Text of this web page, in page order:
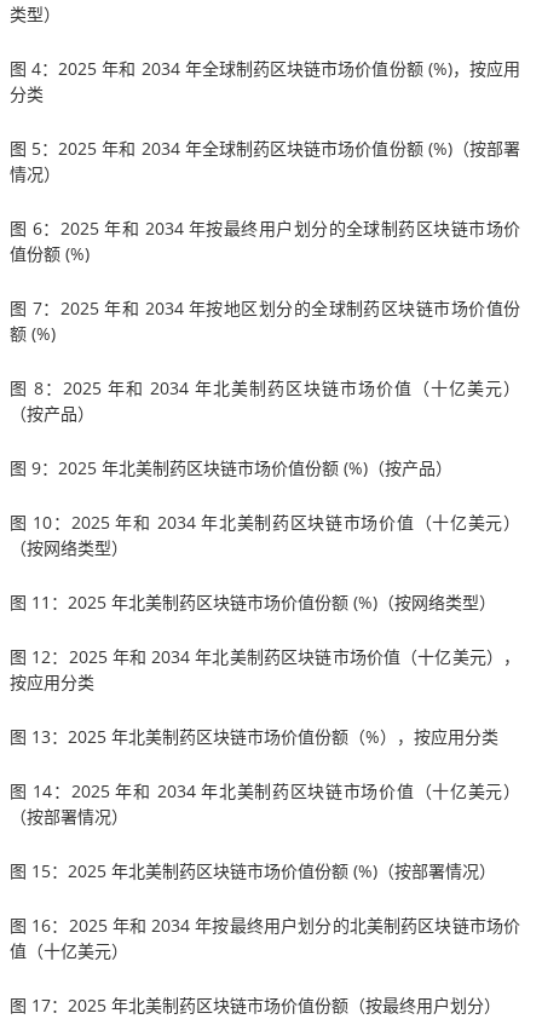
类型）
图 4：2025 年和 2034 年全球制药区块链市场价值份额 (%)，按应用
分类
图 5：2025 年和 2034 年全球制药区块链市场价值份额 (%)（按部署
情况）
图 6：2025 年和 2034 年按最终用户划分的全球制药区块链市场价
值份额 (%)
图 7：2025 年和 2034 年按地区划分的全球制药区块链市场价值份
额 (%)
图 8：2025 年和 2034 年北美制药区块链市场价值（十亿美元）
（按产品）
图 9：2025 年北美制药区块链市场价值份额 (%)（按产品）
图 10：2025 年和 2034 年北美制药区块链市场价值（十亿美元）
（按网络类型）
图 11：2025 年北美制药区块链市场价值份额 (%)（按网络类型）
图 12：2025 年和 2034 年北美制药区块链市场价值（十亿美元），
按应用分类
图 13：2025 年北美制药区块链市场价值份额（%），按应用分类
图 14：2025 年和 2034 年北美制药区块链市场价值（十亿美元）
（按部署情况）
图 15：2025 年北美制药区块链市场价值份额 (%)（按部署情况）
图 16：2025 年和 2034 年按最终用户划分的北美制药区块链市场价
值（十亿美元）
图 17：2025 年北美制药区块链市场价值份额（按最终用户划分）